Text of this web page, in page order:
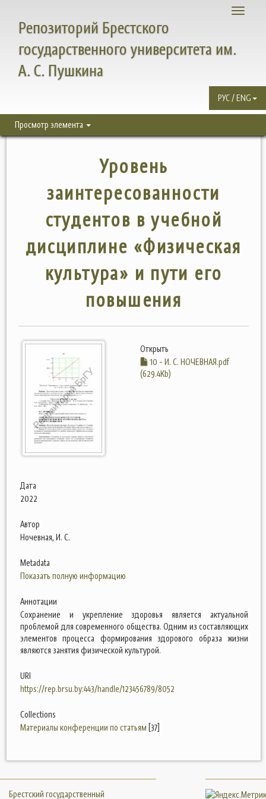
Toggle
Репозиторий Брестского
государственного университета им.
А. С. Пушкина
РУС / ENG
Просмотр элемента
Уровень
заинтересованности
студентов в учебной
дисциплине «Физическая
культура» и пути его
повышения
Открыть
10 - И. С. НОЧЕВНАЯ.pdf
(629.4Kb)
Дата
2022
Автор
Ночевная, И. С.
Metadata
Показать полную информацию
Аннотации
Сохранение и укрепление здоровья является актуальной
проблемой для современного общества. Одним из составляющих
элементов процесса формирования здорового образа жизни
являются занятия физической культурой.
URI
https://rep.brsu.by:443/handle/123456789/8052
Collections
Материалы конференции по статьям [37]
Брестский государственный